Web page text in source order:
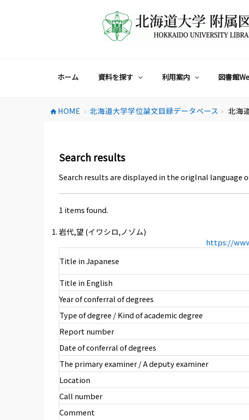
ホーム 資料を探す 利用案内 図書館
home HOME chevron_right 北海道大学学位論文目録データベース chevron_right 北海
Search results
Search results are displayed in the origlnal language
1 items found.
岩代,望 (イワシロ,ノゾム)
https://
Title in Japanese
Title in English
Year of conferral of degrees
Type of degree / Kind of academic degree
Report number
Date of conferral of degrees
The primary examiner / A deputy examiner
Location
Call number
Comment